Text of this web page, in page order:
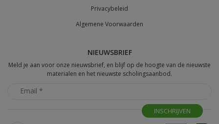
Privacybeleid
Algemene Voorwaarden
NIEUWSBRIEF
Meld je aan voor onze nieuwsbrief, en blijf op de hoogte van de nieuwste
materialen en het nieuwste scholingsaanbod.